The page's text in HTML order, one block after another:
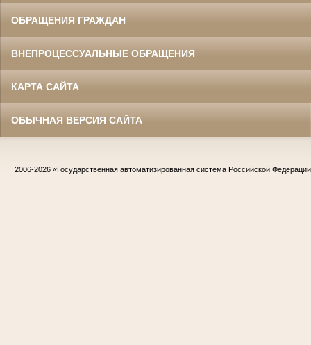
ОБРАЩЕНИЯ ГРАЖДАН
ВНЕПРОЦЕССУАЛЬНЫЕ ОБРАЩЕНИЯ
КАРТА САЙТА
ОБЫЧНАЯ ВЕРСИЯ САЙТА
2006-2026 «Государственная автоматизированная система Российской